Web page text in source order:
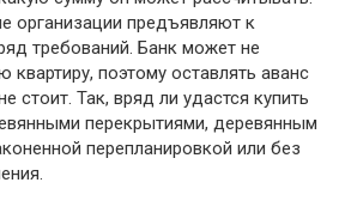
организации предъявляют к
требований. Банк может не
поэтому оставлять аванс
стоит. Так, вряд ли удастся купить
перекрытиями, деревянным
перепланировкой или без